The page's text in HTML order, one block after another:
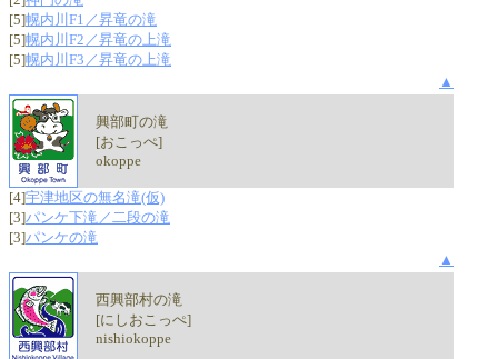
[5]幌内川F1／昇竜の滝
[5]幌内川F2／昇竜の上滝
[5]幌内川F3／昇竜の上滝
▲
興部町の滝
[おこっぺ]
okoppe
[4]宇津地区の無名滝(仮)
[3]パンケ下滝／二段の滝
[3]パンケの滝
▲
西興部村の滝
[にしおこっぺ]
nishiokoppe